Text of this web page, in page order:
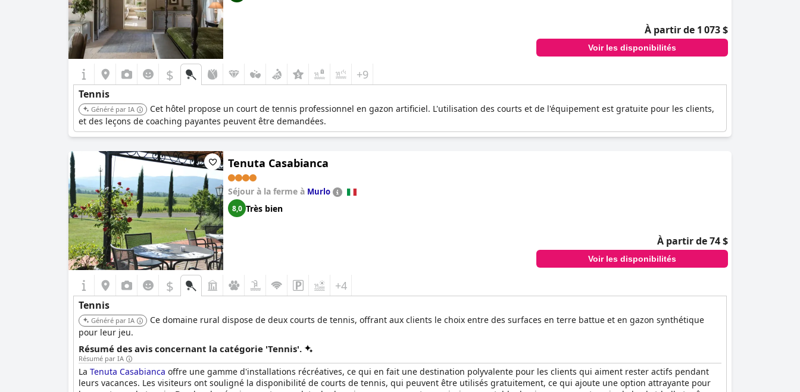
À partir de 1 073 $
Voir les disponibilités
$ +9
Tennis
Généré par IA
Cet hôtel propose un court de tennis professionnel en gazon artificiel. L'utilisation des courts et de l'équipement est gratuite pour les clients,
et des leçons de coaching payantes peuvent être demandées.
Tenuta Casabianca
Séjour à la ferme à Murlo
8,0 Très bien
À partir de 74 $
Voir les disponibilités
$ +4
Tennis
Généré par IA
Ce domaine rural dispose de deux courts de tennis, offrant aux clients le choix entre des surfaces en terre battue et en gazon synthétique
pour leur jeu.
Résumé des avis concernant la catégorie 'Tennis'.
Résumé par IA
La Tenuta Casabianca offre une gamme d'installations récréatives, ce qui en fait une destination polyvalente pour les clients qui aiment rester actifs pendant
leurs vacances. Les visiteurs ont souligné la disponibilité de courts de tennis, qui peuvent être utilisés gratuitement, ce qui ajoute une option attrayante pour